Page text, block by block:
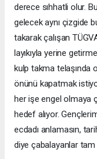
derece sıhhatli olur.
gelecek aynı çizgide
takarak çalışan
layıkıyla yerine
kulp takma telaşında
önünü kapatmak
her işe engel olmaya
hedef alıyor.
ecdadı anlamasın,
diye çabalayanlar tam